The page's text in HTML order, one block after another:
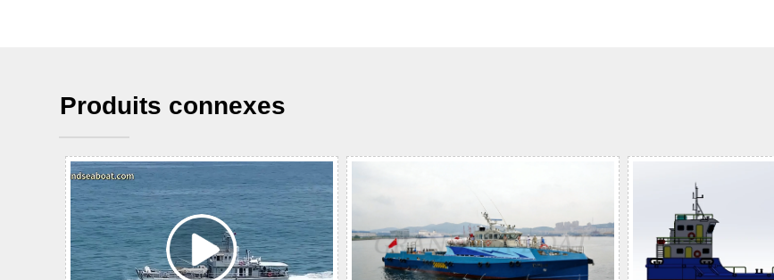
Produits connexes